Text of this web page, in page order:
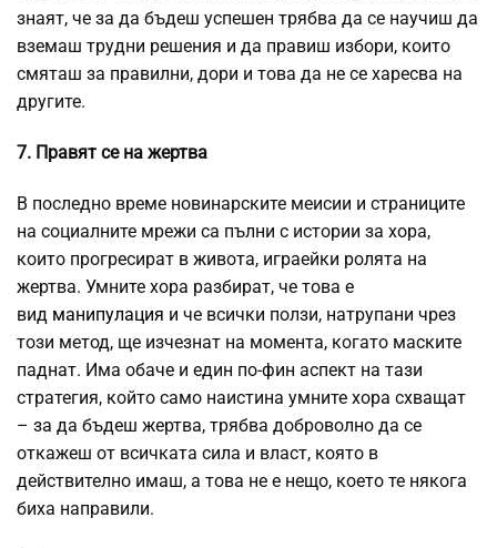
знаят, че за да бъдеш успешен трябва да се научиш да
вземаш трудни решения и да правиш избори, които
смяташ за правилни, дори и това да не се харесва на
другите.
7. Правят се на жертва
В последно време новинарските меисии и страниците
на социалните мрежи са пълни с истории за хора,
които прогресират в живота, играейки ролята на
жертва. Умните хора разбират, че това е
вид манипулация и че всички ползи, натрупани чрез
този метод, ще изчезнат на момента, когато маските
паднат. Има обаче и един по-фин аспект на тази
стратегия, който само наистина умните хора схващат
– за да бъдеш жертва, трябва доброволно да се
откажеш от всичката сила и власт, която в
действително имаш, а това не е нещо, което те някога
биха направили.